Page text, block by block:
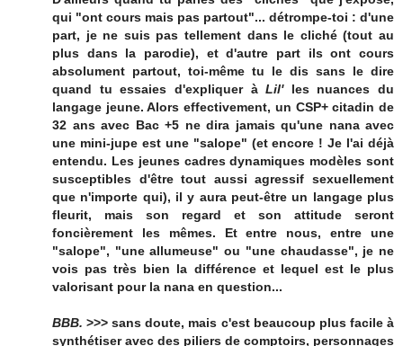
qui "ont cours mais pas partout"... détrompe-toi : d'une
part, je ne suis pas tellement dans le cliché (tout au
plus dans la parodie), et d'autre part ils ont cours
absolument partout, toi-même tu le dis sans le dire
quand tu essaies d'expliquer àLil'les nuances du
langage jeune. Alors effectivement, un CSP+ citadin de
32 ans avec Bac +5 ne dira jamais qu'une nana avec
une mini-jupe est une "salope" (et encore ! Je l'ai déjà
entendu. Les jeunes cadres dynamiques modèles sont
susceptibles d'être tout aussi agressif sexuellement
que n'importe qui), il y aura peut-être un langage plus
fleurit, mais son regard et son attitude seront
foncièrement les mêmes. Et entre nous, entre une
"salope", "une allumeuse" ou "une chaudasse", je ne
vois pas très bien la différence et lequel est le plus
valorisant pour la nana en question...
BBB. >>> sans doute, mais c'est beaucoup plus facile à
synthétiser avec des piliers de comptoirs, personnages